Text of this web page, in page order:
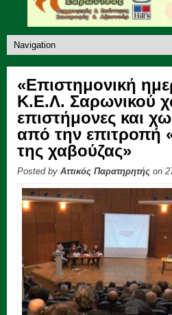
«Επιστημονική
Κ.Ε.Λ. Σαρωνικού
επιστήμονες και
από την επιτροπή
της χαβούζας»
Posted by Αττικός Παρατηρητής on